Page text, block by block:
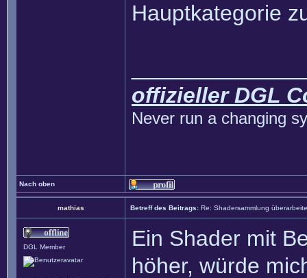
Hauptkategorie
offizieller DGL
Never run a changing
Nach oben
mathias Betreff des Beitrags: Re: Shadersammlung
DGL Member
Ein Shader mit
höher, würde